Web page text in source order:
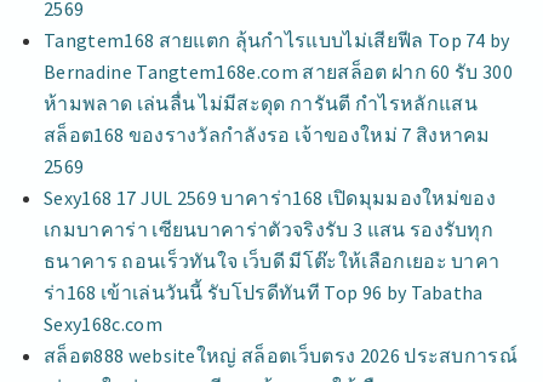
2569
Tangtem168 สายแตก ลุ้นกำไรแบบไม่เสียฟีล Top 74 by
Bernadine Tangtem168e.com สายสล็อต ฝาก 60 รับ 300
ห้ามพลาด เล่นลื่น ไม่มีสะดุด การันตี กำไรหลักแสน
สล็อต168 ของรางวัลกำลังรอ เจ้าของใหม่ 7 สิงหาคม
2569
Sexy168 17 JUL 2569 บาคาร่า168 เปิดมุมมองใหม่ของ
เกมบาคาร่า เซียนบาคาร่าตัวจริงรับ 3 แสน รองรับทุก
ธนาคาร ถอนเร็วทันใจ เว็บดี มีโต๊ะให้เลือกเยอะ บาคา
ร่า168 เข้าเล่นวันนี้ รับโปรดีทันที Top 96 by Tabatha
Sexy168c.com
สล็อต888 websiteใหญ่ สล็อตเว็บตรง 2026 ประสบการณ์